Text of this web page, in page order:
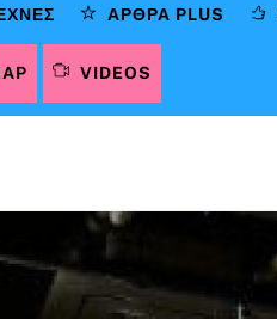
ΆΡΘΡΑ PLUS
VIDEOS